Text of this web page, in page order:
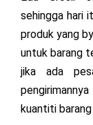
sehingga hari
produk yang
untuk barang
jika ada
kuantiti